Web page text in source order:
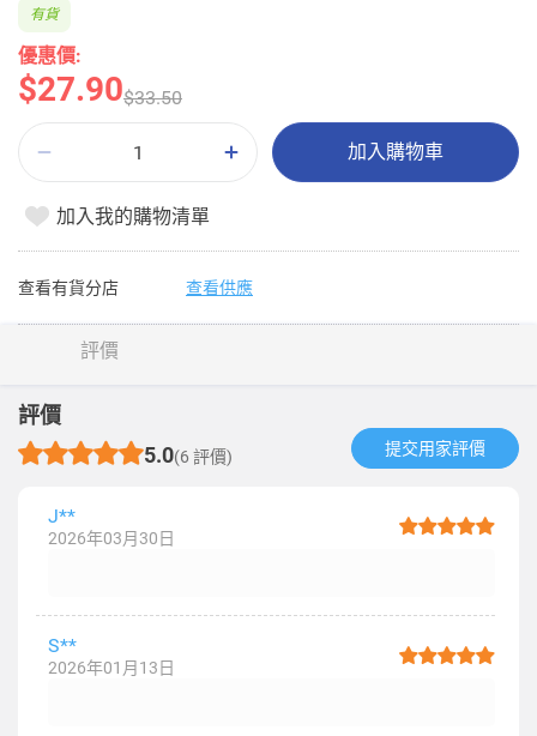
優惠價:
$27.90$33.50
有貨
加入購物車
加入我的購物清單
查看有貨分店 查看供應
評價
評價
5.0(6 評價) 提交用家評價​
J**
2026年03月30日
S**
2026年01月13日